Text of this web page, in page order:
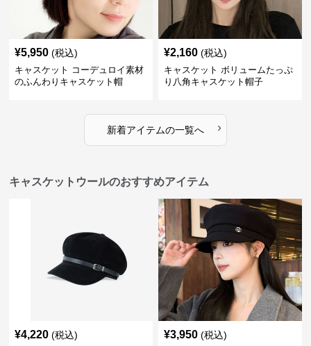
¥5,950 (税込)
キャスケット コーデュロイ素材
のふんわりキャスケット帽
¥2,160 (税込)
キャスケット ボリュームたっぷ
り八角キャスケット帽子
新着アイテムの一覧へ ›
キャスケットウールのおすすめアイテム
¥4,220 (税込) ¥3,950 (税込)